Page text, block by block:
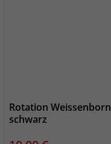
Rotation Weissenborn
schwarz